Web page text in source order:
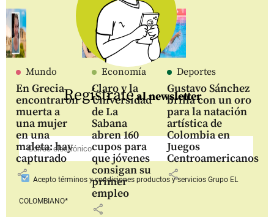
Mundo
En Grecia
encontraron
muerta a
una mujer
en una
maleta: hay
capturado
share
Economía
Claro y la
Universidad
de La
Sabana
abren 160
cupos para
que jóvenes
consigan su
primer
empleo
share
Deportes
Gustavo Sánchez
brilla con un oro
para la natación
artística de
Colombia en
Juegos
Centroamericanos
share
Regístrateal newsletter
Aceptotérminos y condiciones productos y serviciosGrupo EL
COLOMBIANO*